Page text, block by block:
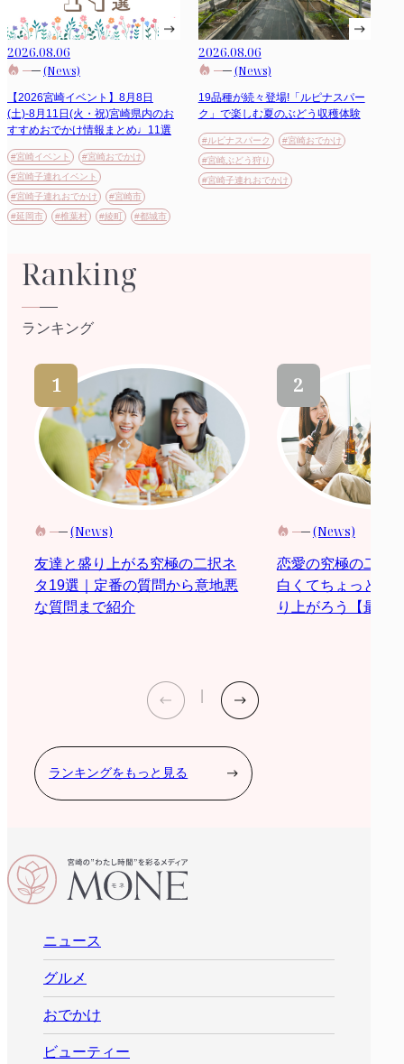
2026.08.06
(News)
【2026宮崎イベント】8月8日
(土)-8月11日(火・祝)宮崎県内のお
すすめおでかけ情報まとめ♩11選
#宮崎イベント
#宮崎おでかけ
#宮崎子連れイベント
#宮崎子連れおでかけ
#宮崎市
#延岡市
#椎葉村 #綾町 #都城市
2026.08.06
(News)
19品種が続々登場!「ルピナスパー
ク」で楽しむ夏のぶどう収穫体験
#ルピナスパーク
#宮崎おでかけ
#宮崎ぶどう狩り
#宮崎子連れおでかけ
Ranking
ランキング
(News)
友達と盛り上がる究極の二択ネ
タ19選｜定番の質問から意地悪
な質問まで紹介
(News)
恋愛の究極の二択
白くてちょっと際
り上がろう【最新
ランキングをもっと見る
ニュース
グルメ
おでかけ
ビューティー